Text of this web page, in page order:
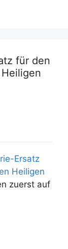
für den
Ersatz
Heiligen
zuerst auf